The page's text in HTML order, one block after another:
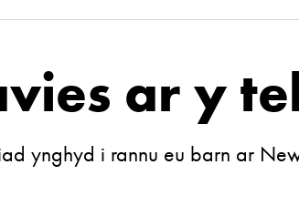
ar y
ynghyd i rannu eu barn ar